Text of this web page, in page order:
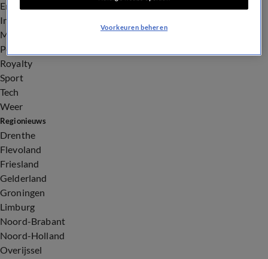
Entertainment
Infrastructuur
Milieu en Gezondheid
Politiek
Royalty
Sport
Tech
Weer
Regionieuws
Drenthe
Flevoland
Friesland
Gelderland
Groningen
Limburg
Noord-Brabant
Noord-Holland
Overijssel
Voorkeuren beheren